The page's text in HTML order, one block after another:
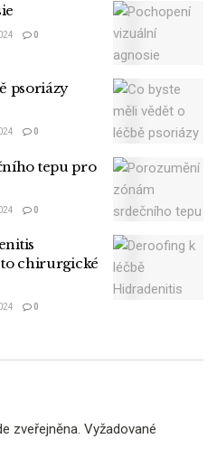
0
psoriázy
0
tepu pro
0
chirurgické
0
zveřejněna. Vyžadované